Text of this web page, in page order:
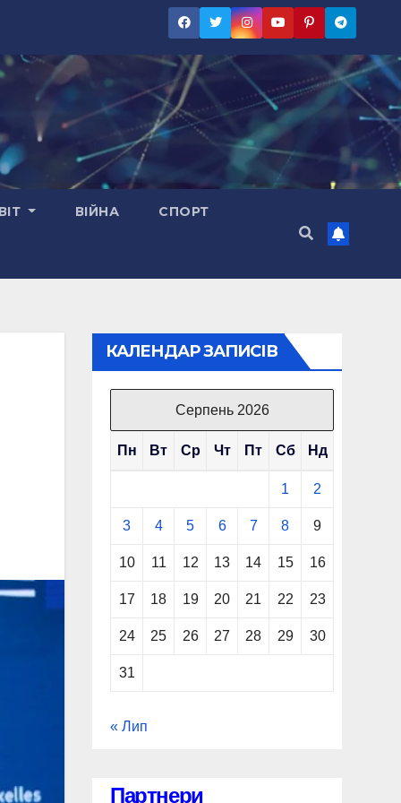
ВІЙНА СПОРТ
КАЛЕНДАР ЗАПИСІВ
Серпень 2026
Пн Вт Ср Чт Пт Сб Нд
1 2
3 4 5 6 7 8 9
10 11 12 13 14 15 16
17 18 19 20 21 22 23
24 25 26 27 28 29 30
31
« Лип
Партнери